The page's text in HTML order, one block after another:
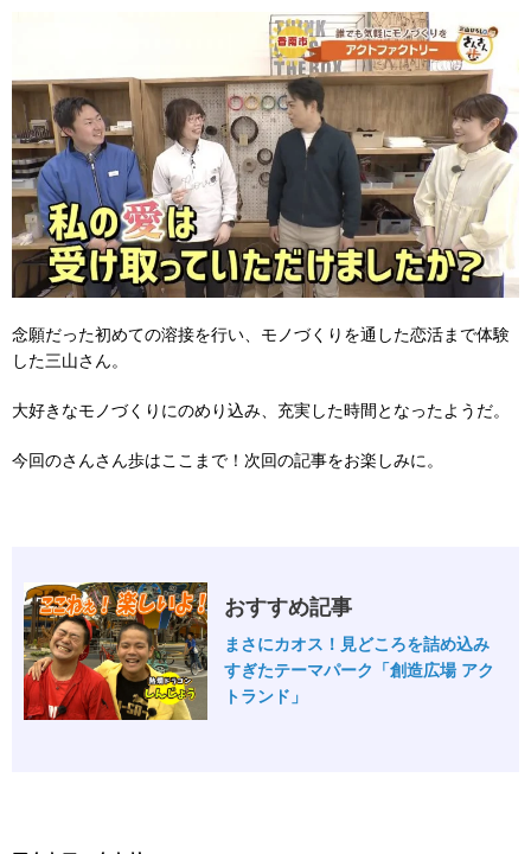
念願だった初めての溶接を行い、モノづくりを通した恋活まで体験
した三山さん。
大好きなモノづくりにのめり込み、充実した時間となったようだ。
今回のさんさん歩はここまで！次回の記事をお楽しみに。
おすすめ記事
まさにカオス！見どころを詰め込み
すぎたテーマパーク「創造広場 アク
トランド」